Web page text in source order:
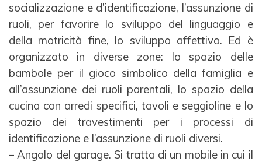
socializzazione e d’identificazione, l’assunzione di
ruoli, per favorire lo sviluppo del linguaggio e
della motricità fine, lo sviluppo affettivo. Ed è
organizzato in diverse zone: lo spazio delle
bambole per il gioco simbolico della famiglia e
all’assunzione dei ruoli parentali, lo spazio della
cucina con arredi specifici, tavoli e seggioline e lo
spazio dei travestimenti per i processi di
identificazione e l’assunzione di ruoli diversi.
– Angolo del garage. Si tratta di un mobile in cui il